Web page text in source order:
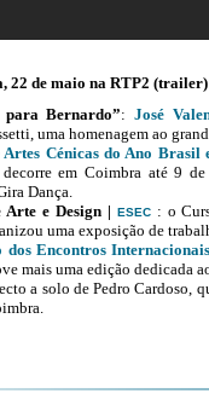
22 de maio na RTP2 (trailer)
para Bernardo”:José
uma homenagem ao
Cénicas do Ano Brasil
em Coimbra até 9
Dança.
Arte e Design | ESEC : o
uma exposição de
dos Encontros
mais uma edição dedicada
a solo de Pedro Cardoso,